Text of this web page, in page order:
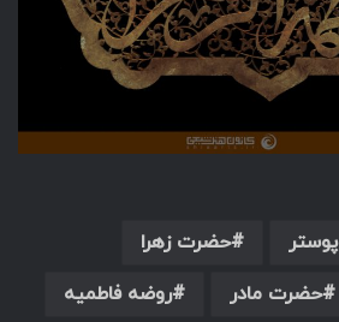
پوستر
حضرت زهرا
حضرت مادر
روضه فاطمیه